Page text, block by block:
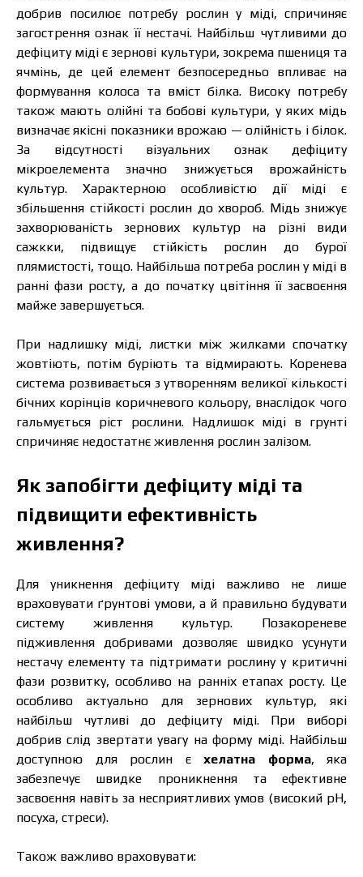
добрив посилює потребу рослин у міді, спричиняє
загострення ознак її нестачі. Найбільш чутливими до
дефіциту міді є зернові культури, зокрема пшениця та
ячмінь, де цей елемент безпосередньо впливає на
формування колоса та вміст білка. Високу потребу
також мають олійні та бобові культури, у яких мідь
визначає якісні показники врожаю — олійність і білок.
За відсутності візуальних ознак дефіциту
мікроелемента значно знижується врожайність
культур. Характерною особливістю дії міді є
збільшення стійкості рослин до хвороб. Мідь знижує
захворюваність зернових культур на різні види
сажкки, підвищує стійкість рослин до бурої
плямистості, тощо. Найбільша потреба рослин у міді в
ранні фази росту, а до початку цвітіння її засвоєння
майже завершується.
При надлишку міді, листки між жилками спочатку
жовтіють, потім буріють та відмирають. Коренева
система розвивається з утворенням великої кількості
бічних корінців коричневого кольору, внаслідок чого
гальмується ріст рослини. Надлишок міді в грунті
спричиняє недостатнє живлення рослин залізом.
Як запобігти дефіциту міді та
підвищити ефективність
живлення?
Для уникнення дефіциту міді важливо не лише
враховувати ґрунтові умови, а й правильно будувати
систему живлення культур. Позакореневе
підживлення добривами дозволяє швидко усунути
нестачу елементу та підтримати рослину у критичні
фази розвитку, особливо на ранніх етапах росту. Це
особливо актуально для зернових культур, які
найбільш чутливі до дефіциту міді. При виборі
добрив слід звертати увагу на форму міді. Найбільш
доступною для рослин є хелатна форма, яка
забезпечує швидке проникнення та ефективне
засвоєння навіть за несприятливих умов (високий pH,
посуха, стреси).
Також важливо враховувати:
Ціна залежить від об’єму та регіону доставки.
Для прорахунку індивідуальної ціни заповніть